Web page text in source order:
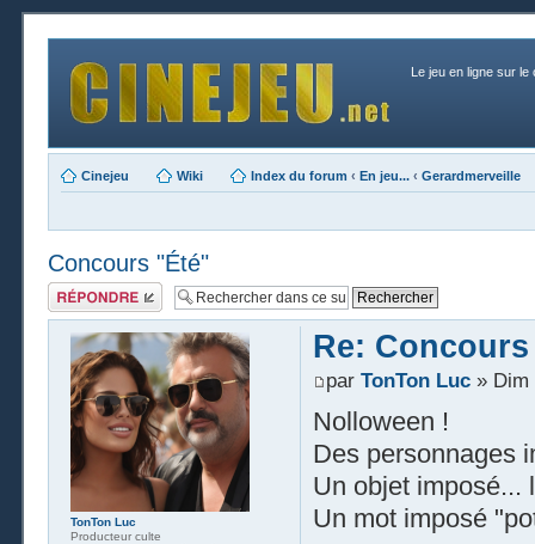
Le jeu en ligne sur le
Cinejeu Wiki Index du forum ‹ En jeu... ‹ Gerardmerveille
Concours "Été"
Publier une
réponse
Re:
par TonTon Luc» Dim
Nolloween !
Des personnages
Un objet
Un mot imposé
TonTon Luc
Producteur culte